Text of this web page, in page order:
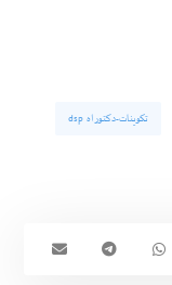
تكوينات-دكتوراه dsp